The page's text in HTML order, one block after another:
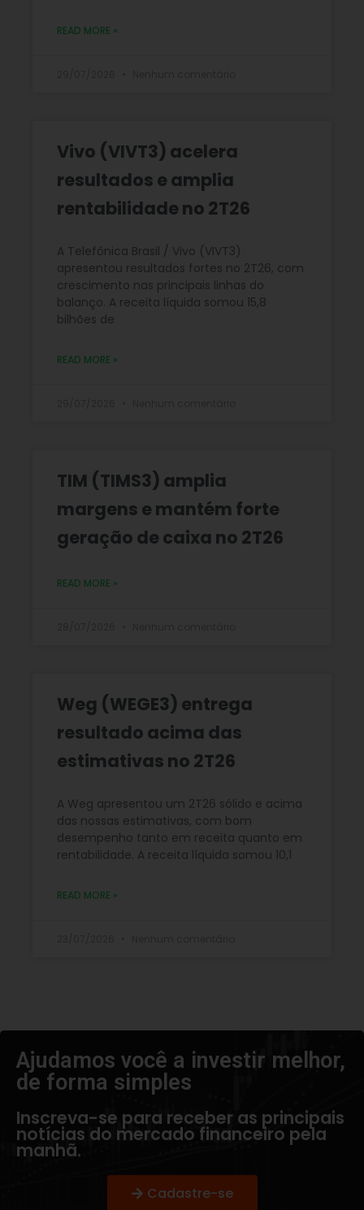
READ MORE »
Vivo (VIVT3) acelera
resultados e amplia
rentabilidade no 2T26
A Telefônica Brasil / Vivo (VIVT3)
apresentou resultados fortes no 2T26, com
crescimento nas principais linhas do
balanço. A receita líquida somou 15,8
bilhões de
READ MORE »
TIM (TIMS3) amplia
margens e mantém forte
geração de caixa no 2T26
READ MORE »
Weg (WEGE3) entrega
resultado acima das
estimativas no 2T26
A Weg apresentou um 2T26 sólido e acima
das nossas estimativas, com bom
desempenho tanto em receita quanto em
rentabilidade. A receita líquida somou 10,1
READ MORE »
Ajudamos você a investir melhor,
de forma simples​
Inscreva-se para receber as principais
notícias do mercado financeiro pela
manhã.
Cadastre-se